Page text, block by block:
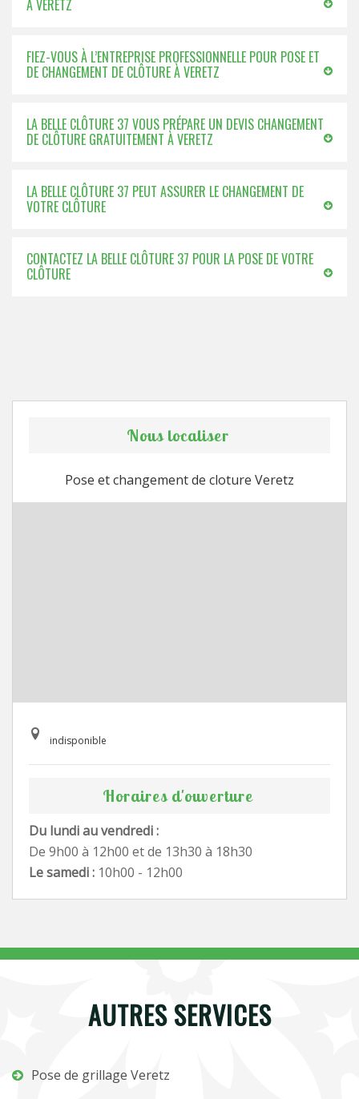
À VERETZ
FIEZ-VOUS À L’ENTREPRISE PROFESSIONNELLE POUR POSE ET
DE CHANGEMENT DE CLÔTURE À VERETZ
LA BELLE CLÔTURE 37 VOUS PRÉPARE UN DEVIS CHANGEMENT
DE CLÔTURE GRATUITEMENT À VERETZ
LA BELLE CLÔTURE 37 PEUT ASSURER LE CHANGEMENT DE
VOTRE CLÔTURE
CONTACTEZ LA BELLE CLÔTURE 37 POUR LA POSE DE VOTRE
CLÔTURE
Nous localiser
Pose et changement de cloture Veretz
indisponible
Horaires d'ouverture
Du lundi au vendredi :
De 9h00 à 12h00 et de 13h30 à 18h30
Le samedi : 10h00 - 12h00
AUTRES SERVICES
Pose de grillage Veretz